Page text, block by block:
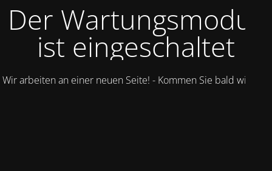
Der Wartungsmodus
ist eingeschaltet
Wir arbeiten an einer neuen Seite! - Kommen Sie bald wieder.